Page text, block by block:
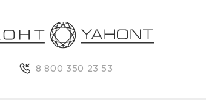
8 800 350 23 53